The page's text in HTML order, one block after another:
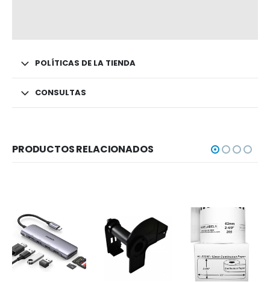
POLÍTICAS DE LA TIENDA
CONSULTAS
PRODUCTOS RELACIONADOS